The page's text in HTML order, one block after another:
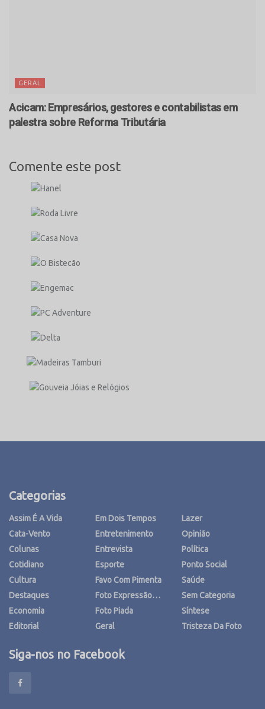
GERAL
Acicam: Empresários, gestores e contabilistas em
palestra sobre Reforma Tributária
Comente este post
Categorias
Assim É A Vida
Cata-Vento
Colunas
Cotidiano
Cultura
Destaques
Economia
Editorial
Em Dois Tempos
Entretenimento
Entrevista
Esporte
Favo Com Pimenta
Foto Expressão…
Foto Piada
Geral
Lazer
Opinião
Política
Ponto Social
Saúde
Sem Categoria
Síntese
Tristeza Da Foto
Siga-nos no Facebook